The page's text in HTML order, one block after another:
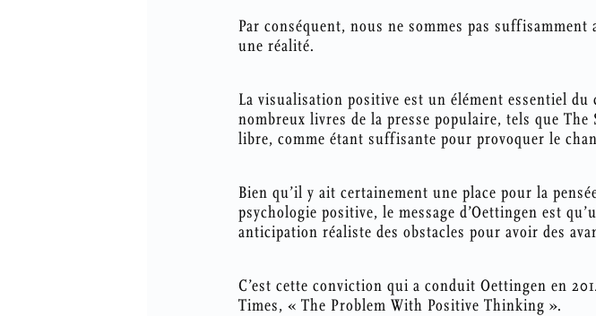
Par conséquent, nous ne sommes pas
une réalité.
La visualisation positive est un élément essentiel
nombreux livres de la presse populaire, tels que
libre, comme étant suffisante pour provoquer le
Bien qu’il y ait certainement une place pour la
psychologie positive, le message d’Oettingen est
anticipation réaliste des obstacles pour avoir des
C’est cette conviction qui a conduit Oettingen en
Times, « The Problem With Positive Thinking ».